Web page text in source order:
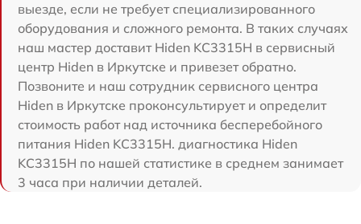
выезде, если не требует специализированного
оборудования и сложного ремонта. В таких случаях
наш мастер доставит Hiden KC3315H в сервисный
центр Hiden в Иркутске и привезет обратно.
Позвоните и наш сотрудник сервисного центра
Hiden в Иркутске проконсультирует и определит
стоимость работ над источника бесперебойного
питания Hiden KC3315H. диагностика Hiden
KC3315H по нашей статистике в среднем занимает
3 часа при наличии деталей.